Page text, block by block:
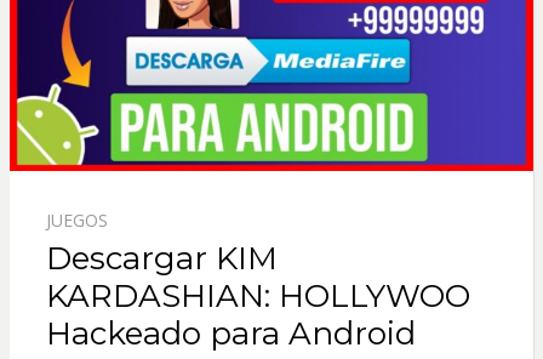
JUEGOS
Descargar KIM
KARDASHIAN: HOLLYWOO
Hackeado para Android